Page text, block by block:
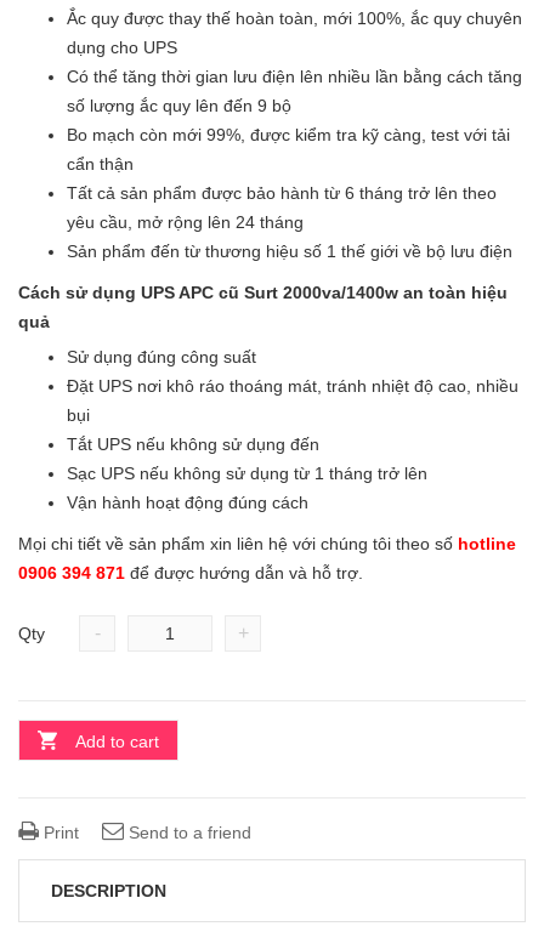
Ắc quy được thay thế hoàn toàn, mới 100%, ắc quy chuyên
dụng cho UPS
Có thể tăng thời gian lưu điện lên nhiều lần bằng cách tăng
số lượng ắc quy lên đến 9 bộ
Bo mạch còn mới 99%, được kiểm tra kỹ càng, test với tải
cẩn thận
Tất cả sản phẩm được bảo hành từ 6 tháng trở lên theo
yêu cầu, mở rộng lên 24 tháng
Sản phẩm đến từ thương hiệu số 1 thế giới về bộ lưu điện
Cách sử dụng UPS APC cũ Surt 2000va/1400w an toàn hiệu
quả
Sử dụng đúng công suất
Đặt UPS nơi khô ráo thoáng mát, tránh nhiệt độ cao, nhiều
bụi
Tắt UPS nếu không sử dụng đến
Sạc UPS nếu không sử dụng từ 1 tháng trở lên
Vận hành hoạt động đúng cách
Mọi chi tiết về sản phẩm xin liên hệ với chúng tôi theo số hotline
0906 394 871 để được hướng dẫn và hỗ trợ.
Qty - +
Add to cart
Print Send to a friend
DESCRIPTION